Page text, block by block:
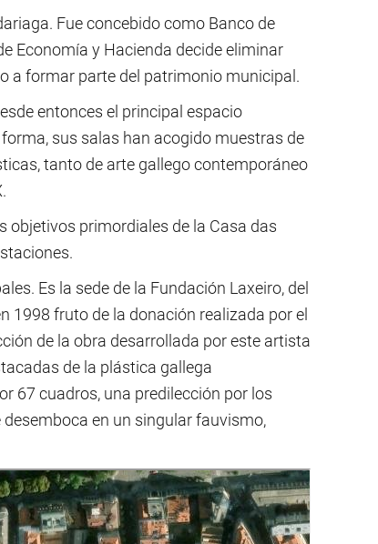
Fue concebido como Banco de
Economía y Hacienda decide eliminar
a formar parte del patrimonio municipal.
entonces el principal espacio
sus salas han acogido muestras de
tanto de arte gallego contemporáneo
objetivos primordiales de la Casa das
Es la sede de la Fundación Laxeiro, del
1998 fruto de la donación realizada por el
de la obra desarrollada por este artista
de la plástica gallega
67 cuadros, una predilección por los
en un singular fauvismo,